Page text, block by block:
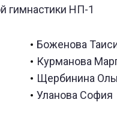
Боженова
Курманова
Щербинина
Уланова София